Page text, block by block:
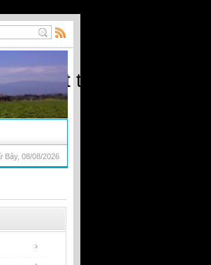
vật tư nông nghiệp
08/08/2026